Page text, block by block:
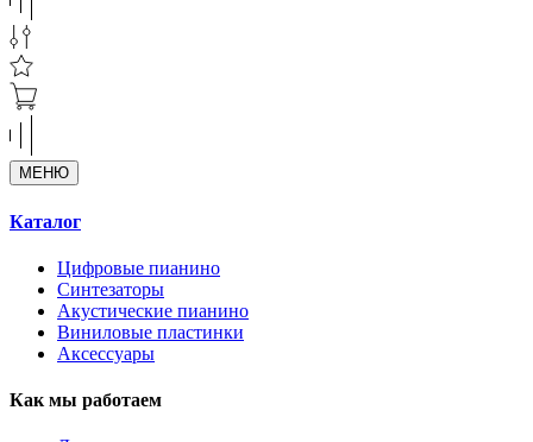
МЕНЮ
Каталог
Цифровые пианино
Синтезаторы
Акустические пианино
Виниловые пластинки
Аксессуары
Как мы работаем